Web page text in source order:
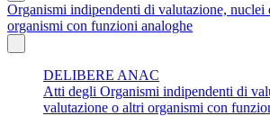
Organismi indipendenti di valutazione, nuclei
organismi con funzioni analoghe
DELIBERE ANAC
Atti degli Organismi indipendenti di
valutazione o altri organismi con